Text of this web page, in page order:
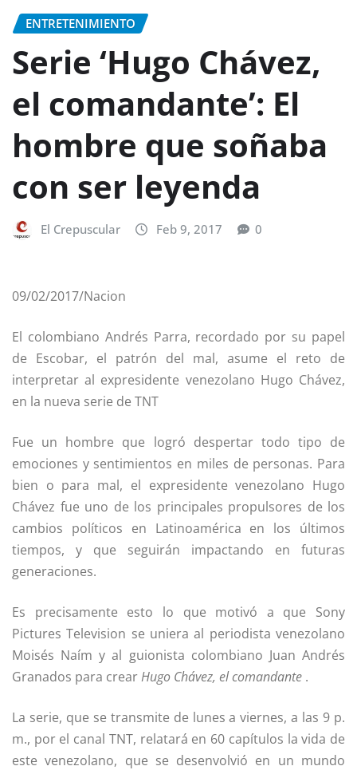
ENTRETENIMIENTO
Serie ‘Hugo Chávez,
el comandante’: El
hombre que soñaba
con ser leyenda
El Crepuscular Feb 9, 2017 0
09/02/2017/Nacion
El colombiano Andrés Parra, recordado por su papel
de Escobar, el patrón del mal, asume el reto de
interpretar al expresidente venezolano Hugo Chávez,
en la nueva serie de TNT
Fue un hombre que logró despertar todo tipo de
emociones y sentimientos en miles de personas. Para
bien o para mal, el expresidente venezolano Hugo
Chávez fue uno de los principales propulsores de los
cambios políticos en Latinoamérica en los últimos
tiempos, y que seguirán impactando en futuras
generaciones.
Es precisamente esto lo que motivó a que Sony
Pictures Television se uniera al periodista venezolano
Moisés Naím y al guionista colombiano Juan Andrés
Granados para crearHugo Chávez, el comandante .
La serie, que se transmite de lunes a viernes, a las 9 p.
m., por el canal TNT, relatará en 60 capítulos la vida de
este venezolano, que se desenvolvió en un mundo